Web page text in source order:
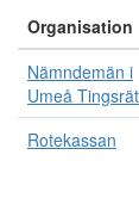
Organisation
Nämndemän i
Umeå
Rotekassan